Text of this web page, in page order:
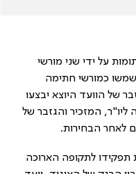
על ידי שני מורשי
כמורשי חתימה
של הוועד היוצא יבצעו
המזכיר והגזבר של
לתקופה הארוכה